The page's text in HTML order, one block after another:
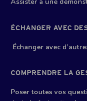
ÉCHANGER AVEC
Échanger avec
COMPRENDRE LA
Poser toutes vos